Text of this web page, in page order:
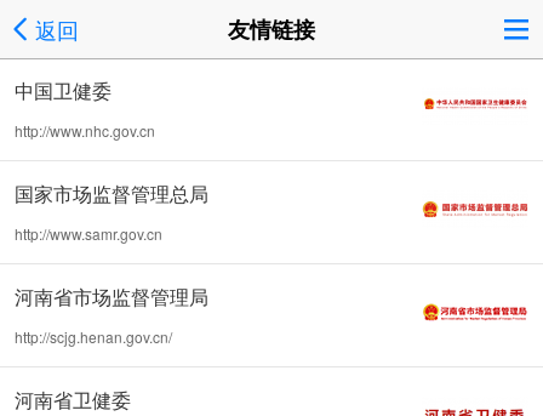
返回 友情链接
中国卫健委
http://www.nhc.gov.cn
国家市场监督管理总局
http://www.samr.gov.cn
河南省市场监督管理局
http://scjg.henan.gov.cn/
河南省卫健委